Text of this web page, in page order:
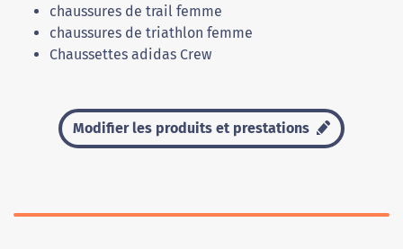
chaussures de trail femme
chaussures de triathlon femme
Chaussettes adidas Crew
Modifier les produits et prestations